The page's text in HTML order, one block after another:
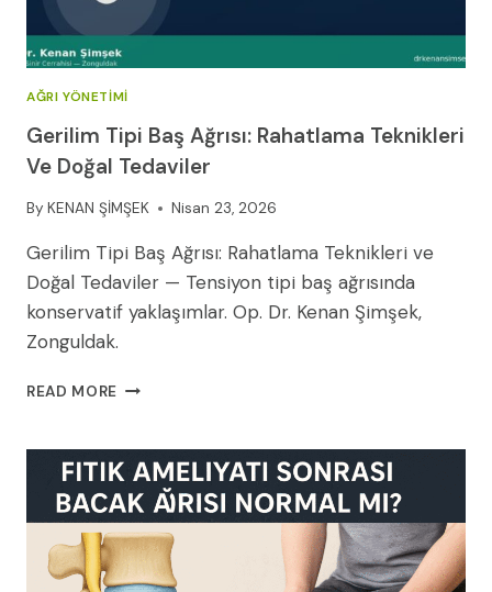
AĞRI YÖNETIMI
Gerilim Tipi Baş Ağrısı: Rahatlama Teknikleri
Ve Doğal Tedaviler
By KENAN ŞİMŞEK Nisan 23, 2026
Gerilim Tipi Baş Ağrısı: Rahatlama Teknikleri ve
Doğal Tedaviler — Tensiyon tipi baş ağrısında
konservatif yaklaşımlar. Op. Dr. Kenan Şimşek,
Zonguldak.
READ MORE GERILIM
AĞRISI:
RAHATLAMA
TEKNIKLERI
VE
DOĞAL
TEDAVILER